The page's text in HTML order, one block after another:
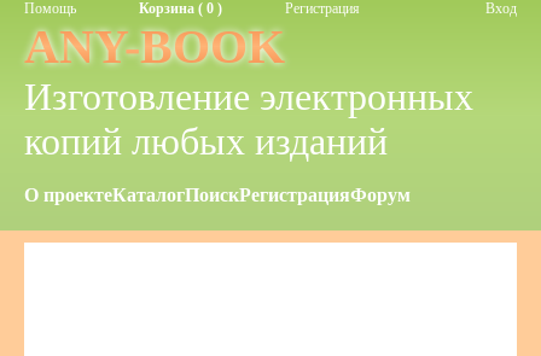
Помощь Корзина ( 0 ) Регистрация Вход
ANY-BOOK
Изготовление электронных
копий любых изданий
О проектеКаталогПоискРегистрацияФорум